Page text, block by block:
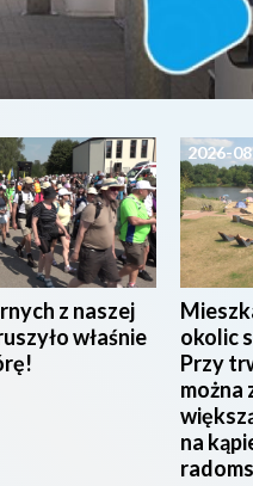
z naszej
właśnie
2026-
okolic
Przy
można
na